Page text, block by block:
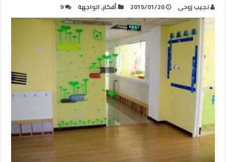
نجيب زوحى 2015/01/20 أفكار,الواجهة 9